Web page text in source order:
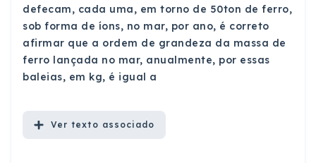
defecam, cada uma, em torno de 50ton de ferro,
sob forma de íons, no mar, por ano, é correto
afirmar que a ordem de grandeza da massa de
ferro lançada no mar, anualmente, por essas
baleias, em kg, é igual a
Ver texto associado